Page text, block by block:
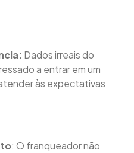
Dados irreais do
a entrar em um
às expectativas
: O franqueador não